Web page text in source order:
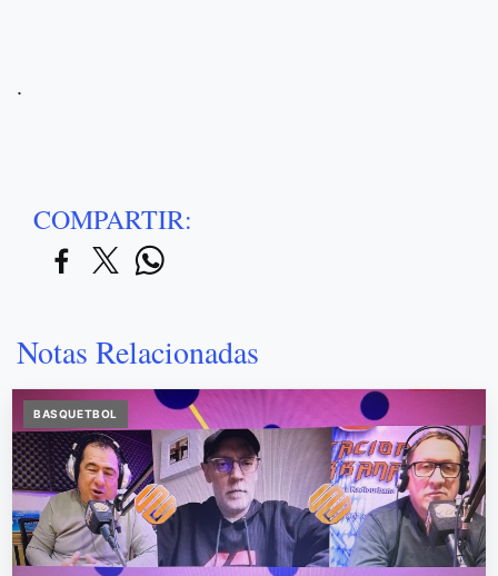
.
COMPARTIR:
Notas Relacionadas
BASQUETBOL